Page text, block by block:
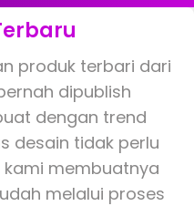
produk terbari dari
dipublish
dengan trend
desain tidak perlu
membuatnya
melalui proses